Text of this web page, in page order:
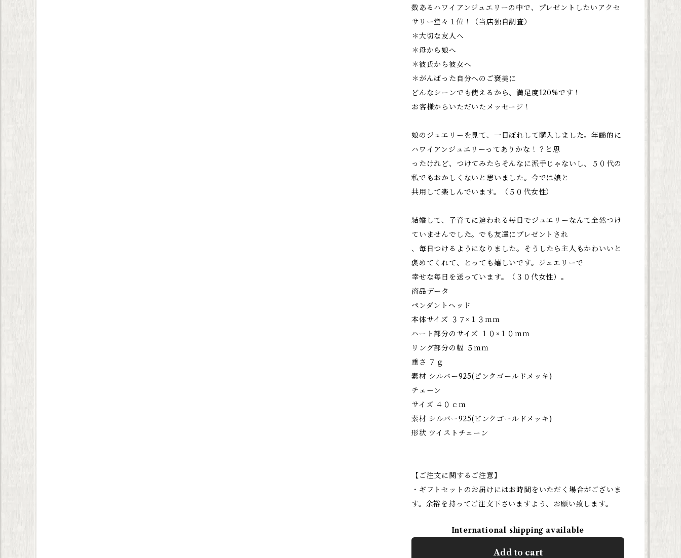
数あるハワイアンジュエリーの中で、プレゼントしたいアクセ
サリー堂々１位！（当店独自調査）
＊大切な友人へ
＊母から娘へ
＊彼氏から彼女へ
＊がんばった自分へのご褒美に
どんなシーンでも使えるから、満足度120%です！
お客様からいただいたメッセージ！
娘のジュエリーを見て、一目ぼれして購入しました。年齢的に
ハワイアンジュエリーってありかな！？と思
ったけれど、つけてみたらそんなに派手じゃないし、５０代の
私でもおかしくないと思いました。今では娘と
共用して楽しんでいます。（５０代女性）
結婚して、子育てに追われる毎日でジュエリーなんて全然つけ
ていませんでした。でも友達にプレゼントされ
、毎日つけるようになりました。そうしたら主人もかわいいと
褒めてくれて、とっても嬉しいです。ジュエリーで
幸せな毎日を送っています。（３０代女性）。
商品データ
ペンダントヘッド
本体サイズ ３７×１３ｍｍ
ハート部分のサイズ １０×１０ｍｍ
リング部分の幅 ５ｍｍ
重さ ７ｇ
素材 シルバー925(ピンクゴールドメッキ)
チェーン
サイズ ４０ｃｍ
素材 シルバー925(ピンクゴールドメッキ)
形状 ツイストチェーン
【ご注文に関するご注意】
・ギフトセットのお届けにはお時間をいただく場合がございま
す。余裕を持ってご注文下さいますよう、お願い致します。
International shipping available
Add to cart